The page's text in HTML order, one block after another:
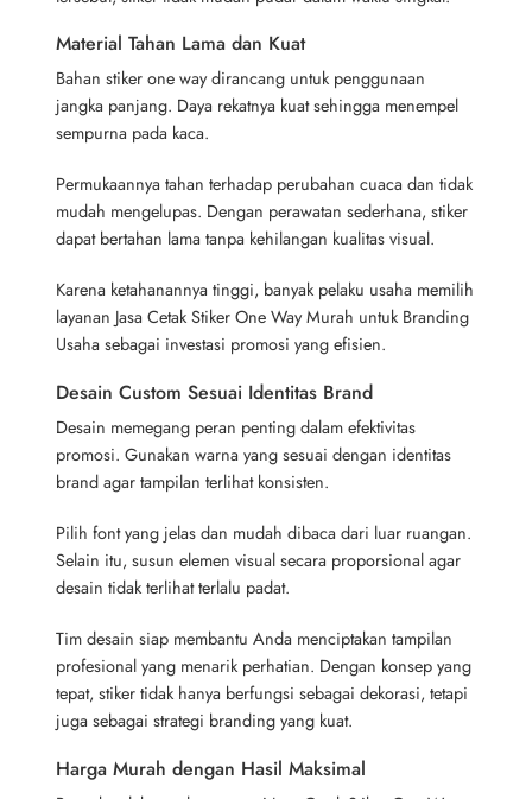
Material Tahan Lama dan Kuat
Bahan stiker one way dirancang untuk penggunaan
jangka panjang. Daya rekatnya kuat sehingga menempel
sempurna pada kaca.
Permukaannya tahan terhadap perubahan cuaca dan tidak
mudah mengelupas. Dengan perawatan sederhana, stiker
dapat bertahan lama tanpa kehilangan kualitas visual.
Karena ketahanannya tinggi, banyak pelaku usaha memilih
layanan Jasa Cetak Stiker One Way Murah untuk Branding
Usaha sebagai investasi promosi yang efisien.
Desain Custom Sesuai Identitas Brand
Desain memegang peran penting dalam efektivitas
promosi. Gunakan warna yang sesuai dengan identitas
brand agar tampilan terlihat konsisten.
Pilih font yang jelas dan mudah dibaca dari luar ruangan.
Selain itu, susun elemen visual secara proporsional agar
desain tidak terlihat terlalu padat.
Tim desain siap membantu Anda menciptakan tampilan
profesional yang menarik perhatian. Dengan konsep yang
tepat, stiker tidak hanya berfungsi sebagai dekorasi, tetapi
juga sebagai strategi branding yang kuat.
Harga Murah dengan Hasil Maksimal